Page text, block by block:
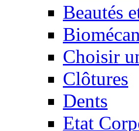
Beautés
Choisir
Clôtures
Dents
Etat